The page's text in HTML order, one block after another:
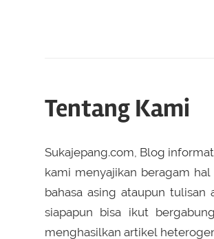
seputar
Tentang Kami
Sukajepang.com, Blog
kami menyajikan beragam
bahasa asing ataupun
siapapun bisa ikut
menghasilkan artikel